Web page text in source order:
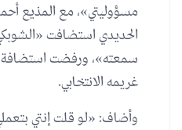
مسؤوليتي»، مع المذيع
الحديدي استضافت
سمعته»، ورفضت استضافة
غريمه الانتخابي.
وأضاف: «لو قلت إنتي